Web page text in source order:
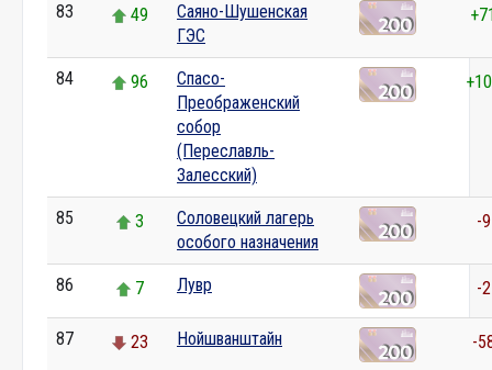
83 49
Саяно-Шушенская
ГЭС
84 96
Спасо-
Преображенский
собор
(Переславль-
Залесский)
85 3
Соловецкий лагерь
особого назначения
-9
86 7 Лувр -2
87 23 Нойшванштайн -